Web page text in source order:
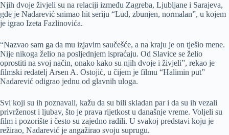
Njih dvoje živjeli su na relaciji između Zagreba, Ljubljane i Sarajeva,
gde je Nadarević snimao hit seriju “Lud, zbunjen, normalan”, u kojem
je igrao Izeta Fazlinovića.
“Nazvao sam ga da mu izjavim saučešće, a na kraju je on tješio mene.
Nije nikoga želio na posljednjem ispraćaju. Od Slavice se želio
oprostiti na svoj način, onako kako su njih dvoje i živjeli”, rekao je
filmski redatelj Arsen A. Ostojić, u čijem je filmu “Halimin put”
Nadarević odigrao jednu od glavnih uloga.
Svi koji su ih poznavali, kažu da su bili skladan par i da su ih vezali
privrženost i ljubav, što je prava rijetkost u današnje vreme. Voljeli su
film i pozorište i često su zajedno radili. U svakoj predstavi koju je
režirao, Nadarević je angažirao svoju suprugu.